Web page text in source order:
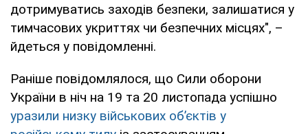
дотримуватись заходів безпеки, залишатися у
тимчасових укриттях чи безпечних місцях", –
йдеться у повідомленні.
Раніше повідомлялося, що Сили оборони
України в ніч на 19 та 20 листопада успішно
уразили низку військових об’єктів у